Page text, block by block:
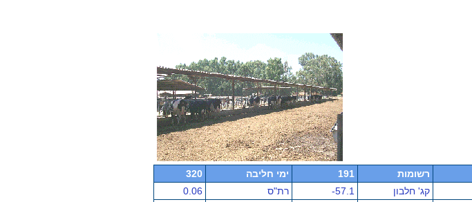
רשומות 191 ימי חליבה
320
קג' חלבון -57.1 רת"ס
0.06